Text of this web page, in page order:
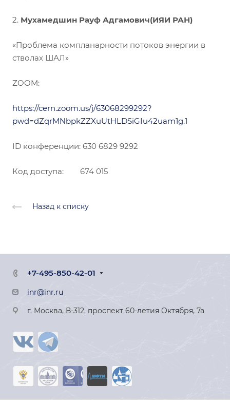
2. Мухамедшин Рауф Адгамович(ИЯИ РАН)
«Проблема компланарности потоков энергии в
стволах ШАЛ»
ZOOM:
https://cern.zoom.us/j/63068299292?
pwd=dZqrMNbpkZZXuUtHLDSiGIu42uam1g.1
ID конференции: 630 6829 9292
Код доступа: 674 015
Назад к списку
+7-495-850-42-01
inr@inr.ru
г. Москва, В-312, проспект 60-летия Октября, 7а